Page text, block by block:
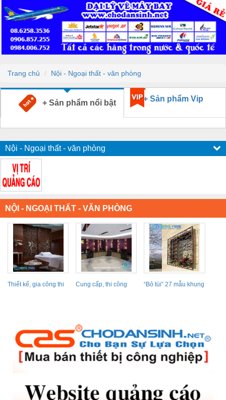
Trang chủ Nội - Ngoại thất - văn phòng
+ Sản phẩm nổi bật + Sản phẩm Vip
Nội - Ngoại thất - văn phòng
NỘI - NGOẠI THẤT - VĂN PHÒNG
Thiết kế, gia công thi
Cung cấp, thi công
“Bỏ túi” 27 mẫu khung